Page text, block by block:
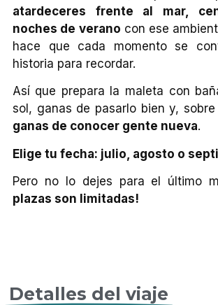
atardeceres frente al mar,
noches de verano con ese
hace que cada momento se
historia para recordar.
Así que prepara la maleta con
sol, ganas de pasarlo bien y, sobre
ganas de conocer gente nueva.
Elige tu fecha: julio, agosto o
Pero no lo dejes para el último
plazas son limitadas!
Detalles del viaje